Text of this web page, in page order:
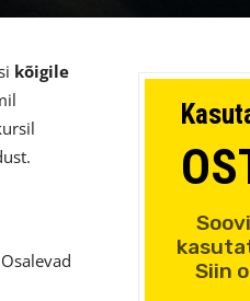
kõigile